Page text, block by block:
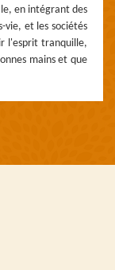
en intégrant des
vie, et les sociétés
l'esprit tranquille,
mains et que